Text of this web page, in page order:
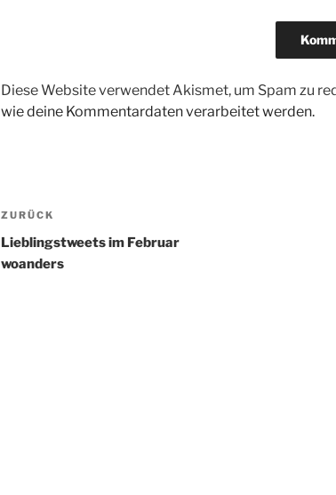
Diese Website verwendet Akismet, um Spam zu
wie deine Kommentardaten verarbeitet werden.
Beitragsnavigation
Vorheriger
Beitrag
ZURÜCK
Lieblingstweets im Februar
woanders